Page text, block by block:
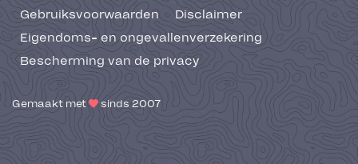
Gebruiksvoorwaarden
Disclaimer
Eigendoms- en ongevallenverzekering
Bescherming van de privacy
Gemaakt met sinds 2007